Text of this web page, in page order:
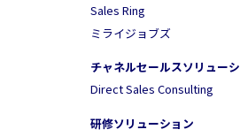
Sales Ring
ミライジョブズ
チャネルセールスソリュー
Direct Sales Consulting
研修ソリューション